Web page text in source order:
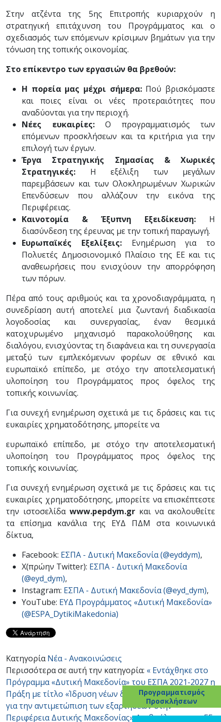
Στην ατζέντα της 5ης Επιτροπής κυριαρχούν η
στρατηγική επιτάχυνση του Προγράμματος και ο
σχεδιασμός των επόμενων κρίσιμων βημάτων για την
τόνωση της τοπικής οικονομίας.
Στο επίκεντρο των εργασιών θα βρεθούν:
Η πορεία μας μέχρι σήμερα:Πού βρισκόμαστε
και ποιες είναι οι νέες προτεραιότητες που
αναδύονται για την περιοχή.
Νέες ευκαιρίες:Ο προγραμματισμός των
επόμενων προσκλήσεων και τα κριτήρια για την
επιλογή των έργων.
Έργα Στρατηγικής Σημασίας & Χωρικές
Στρατηγικές: Η εξέλιξη των μεγάλων
παρεμβάσεων και των Ολοκληρωμένων Χωρικών
Επενδύσεων που αλλάζουν την εικόνα της
Περιφέρειας.
Καινοτομία & Έξυπνη Εξειδίκευση: Η
διασύνδεση της έρευνας με την τοπική παραγωγή.
Ευρωπαϊκές Εξελίξεις:Ενημέρωση για το
Πολυετές Δημοσιονομικό Πλαίσιο της ΕΕ και τις
αναθεωρήσεις που ενισχύουν την απορρόφηση
των πόρων.
Πέρα από τους αριθμούς και τα χρονοδιαγράμματα, η
συνεδρίαση αυτή αποτελεί μια ζωντανή διαδικασία
λογοδοσίας και συνεργασίας, έναν θεσμικά
κατοχυρωμένο μηχανισμό παρακολούθησης και
διαλόγου, ενισχύοντας τη διαφάνεια και τη συνεργασία
μεταξύ των εμπλεκόμενων φορέων σε εθνικό και
ευρωπαϊκό επίπεδο, με στόχο την αποτελεσματική
υλοποίηση του Προγράμματος προς όφελος της
τοπικής κοινωνίας.
Για συνεχή ενημέρωση σχετικά με τις δράσεις και τις
ευκαιρίες χρηματοδότησης, μπορείτε να
ευρωπαϊκό επίπεδο, με στόχο την αποτελεσματική
υλοποίηση του Προγράμματος προς όφελος της
τοπικής κοινωνίας.
Για συνεχή ενημέρωση σχετικά με τις δράσεις και τις
ευκαιρίες χρηματοδότησης, μπορείτε να επισκέπτεστε
την ιστοσελίδα www.pepdym.gr και να ακολουθείτε
τα επίσημα κανάλια της ΕΥΔ ΠΔΜ στα κοινωνικά
δίκτυα,
Facebook: ΕΣΠΑ - Δυτική Μακεδονία (@eyddym),
X(πρώην Twitter): ΕΣΠΑ - Δυτική Μακεδονία
(@eyd_dym),
Instagram: ΕΣΠΑ - Δυτική Μακεδονία (@eyd_dym),
YouTube: ΕΥΔ Προγράμματος «Δυτική Μακεδονία»
(@ESPA_DytikiMakedonia)
Κατηγορία Νέα - Ανακοινώσεις
Περισσότερα σε αυτή την κατηγορία: « Εντάχθηκε στο
Πρόγραμμα «Δυτική Μακεδονία» του ΕΣΠΑ 2021-2027 η
Πράξη με τίτλο «Ίδρυση νέων δομών και υπηρεσιών
για την αντιμετώπιση των εξαρτήσεων στην
Περιφέρεια Δυτικής Μακεδονίας»Διαβούλευση της ΕΕ:
Προγραμματισμός
Προσκλήσεων